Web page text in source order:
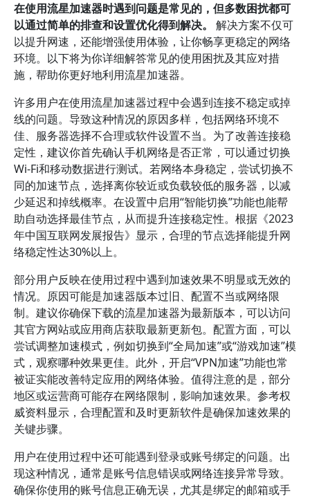
在使用流星加速器时遇到问题是常见的，但多数困扰都可
以通过简单的排查和设置优化得到解决。
解决方案不仅可
以提升网速，还能增强使用体验，让你畅享更稳定的网络
环境。以下将为你详细解答常见的使用困扰及其应对措
施，帮助你更好地利用流星加速器。
许多用户在使用流星加速器过程中会遇到连接不稳定或掉
线的问题。导致这种情况的原因多样，包括网络环境不
佳、服务器选择不合理或软件设置不当。为了改善连接稳
定性，建议你首先确认手机网络是否正常，可以通过切换
Wi-Fi和移动数据进行测试。若网络本身稳定，尝试切换不
同的加速节点，选择离你较近或负载较低的服务器，以减
少延迟和掉线概率。在设置中启用“智能切换”功能也能帮
助自动选择最佳节点，从而提升连接稳定性。根据《2023
年中国互联网发展报告》显示，合理的节点选择能提升网
络稳定性达30%以上。
部分用户反映在使用过程中遇到加速效果不明显或无效的
情况。原因可能是加速器版本过旧、配置不当或网络限
制。建议你确保下载的流星加速器为最新版本，可以访问
其官方网站或应用商店获取最新更新包。配置方面，可以
尝试调整加速模式，例如切换到“全局加速”或“游戏加速”模
式，观察哪种效果更佳。此外，开启“VPN加速”功能也常
被证实能改善特定应用的网络体验。值得注意的是，部分
地区或运营商可能存在网络限制，影响加速效果。参考权
威资料显示，合理配置和及时更新软件是确保加速效果的
关键步骤。
用户在使用过程中还可能遇到登录或账号绑定的问题。出
现这种情况，通常是账号信息错误或网络连接异常导致。
确保你使用的账号信息正确无误，尤其是绑定的邮箱或手